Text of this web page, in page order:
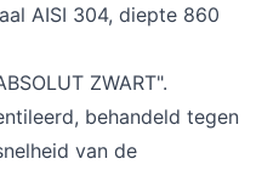
AISI 304, diepte 860
ZWART".
behandeld tegen
van de